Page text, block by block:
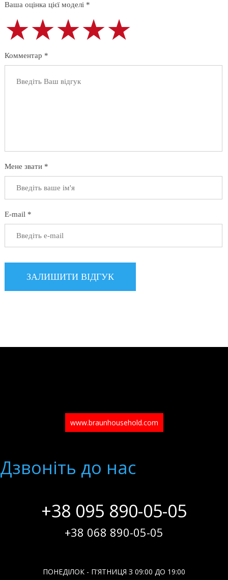
Ваша оцінка цієї моделі *
★★★★★
★★★★★
★★★★★
Комментар *
Мене звати *
E-mail *
www.braunhousehold.com
Дзвонiть до нас
+38 095 890-05-05
+38 068 890-05-05
ПОНЕДІЛОК - П'ЯТНИЦЯ З 09:00 ДО 19:00